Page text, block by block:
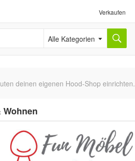
Verkaufen
Alle Kategorien
deinen eigenen Hood-Shop einrichten.